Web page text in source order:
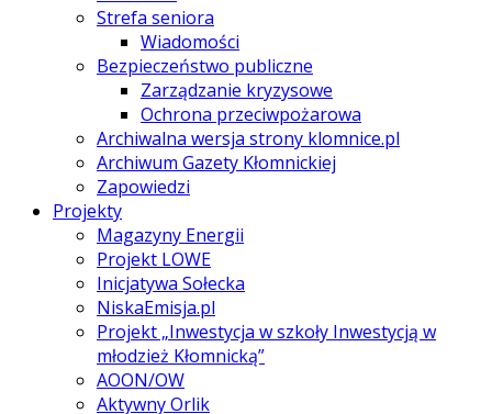
Strefa seniora
Wiadomości
Bezpieczeństwo publiczne
Zarządzanie kryzysowe
Ochrona przeciwpożarowa
Archiwalna wersja strony klomnice.pl
Archiwum Gazety Kłomnickiej
Zapowiedzi
Projekty
Magazyny Energii
Projekt LOWE
Inicjatywa Sołecka
NiskaEmisja.pl
Projekt „Inwestycja w szkoły Inwestycją w
młodzież Kłomnicką”
AOON/OW
Aktywny Orlik